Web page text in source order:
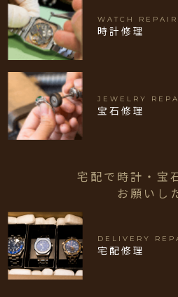
WATCH REPAIR
時計修理
JEWELRY
宝石修理
宅配で時計・宝
お願いし
DELIVERY
宅配修理